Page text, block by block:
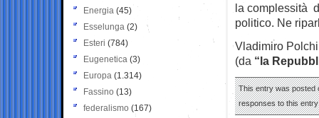
la complessità
politico. Ne
Vladimiro Polchi
(da “la
This entry was posted
responses to this
Energia (45)
Esselunga (2)
Esteri (784)
Eugenetica (3)
Europa (1.314)
Fassino (13)
federalismo (167)